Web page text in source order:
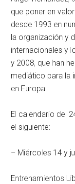
que poner en
desde 1993 en
la organización y
internacionales y
y 2008, que han
mediático para la
en Europa.
El calendario del
el siguiente:
– Miércoles 14 y
Entrenamientos